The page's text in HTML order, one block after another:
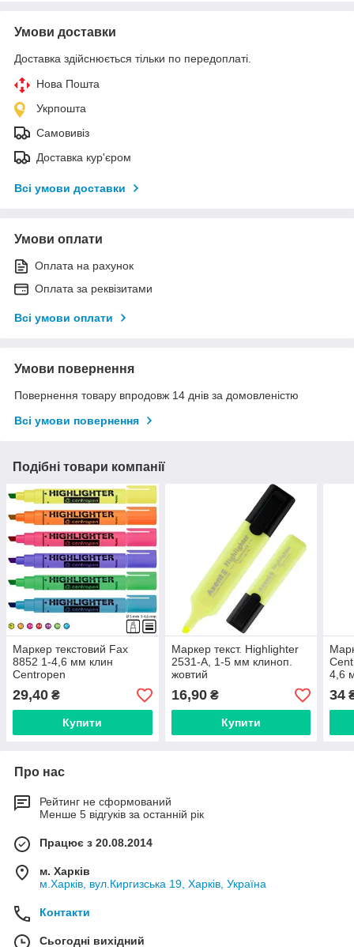
Умови доставки
Доставка здійснюється тільки по передоплаті.
Нова Пошта
Укрпошта
Самовивіз
Доставка кур'єром
Всі умови доставки
Умови оплати
Оплата на рахунок
Оплата за реквізитами
Всі умови оплати
Умови повернення
Повернення товару впродовж 14 днів за домовленістю
Всі умови повернення
Подібні товари компанії
Маркер текстовий Fax
8852 1-4,6 мм клин
Centropen
29,40 ₴
Купити
Маркер текст. Highlighter
2531-A, 1-5 мм клиноп.
жовтий
16,90₴
Купити
4,6
34
Про нас
Рейтинг не сформований
Менше 5 відгуків за останній рік
Працює з 20.08.2014
м. Харків
м.Харків, вул.Киргизська 19, Харків, Україна
Контакти
Сьогодні вихідний